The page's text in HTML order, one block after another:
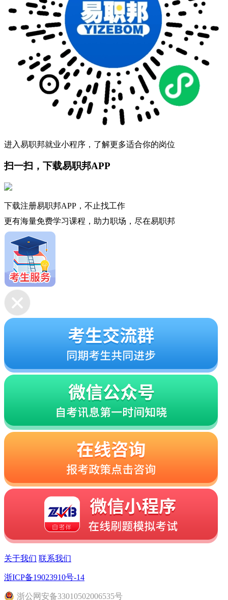
进入易职邦就业小程序，了解更多适合你的岗位
扫一扫，下载易职邦APP
下载注册易职邦APP，不止找工作
更有海量免费学习课程，助力职场，尽在易职邦
关于我们 联系我们
浙ICP备19023910号-14
浙公网安备33010502006535号